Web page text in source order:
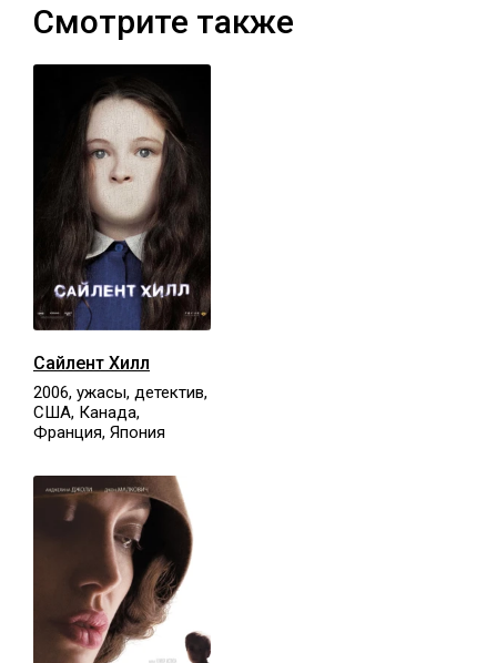
Смотрите также
Сайлент Хилл
2006, ужасы, детектив,
США, Канада,
Франция, Япония